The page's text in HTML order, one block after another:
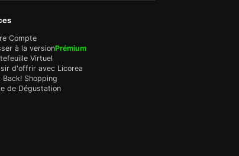
Compte
à la versionPrémium
Virtuel
d'offrir avec Licorea
Back! Shopping
de Dégustation